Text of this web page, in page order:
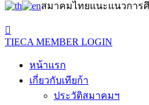
สมาคมไทยแนะแนวการ
TIECA MEMBER LOGIN
หน้าแรก
เกี่ยวกับเทียก้า
ประวัติสมาคมฯ